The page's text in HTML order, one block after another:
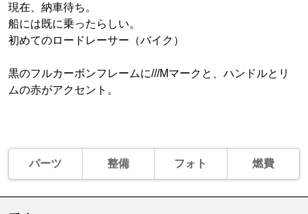
現在、納車待ち。
船には既に乗ったらしい。
初めてのロードレーサー（バイク）
黒のフルカーボンフレームに///Mマークと、ハンドルとリ
ムの赤がアクセント。
パーツ 整備 フォト 燃費